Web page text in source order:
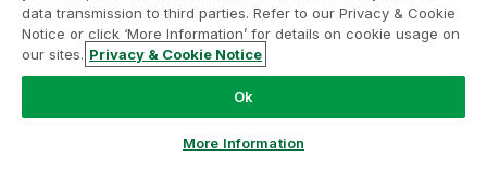
Formatmönster.
Intervall: Visar tid som tidsintervall,
dvs format = mm visar värdet som
antal minuter sedan kalenderns
början (1899:12:30:24:00).
Formatmönster: Ställer in
Modernization
Modernisera utan att kompromissa med dina värdefulla
QlikView-appar med programmet för
analysmodernisering.
ampquestions@qlik.com
data transmission to third parties. Refer to our Privacy & Cookie
Notice or click ‘More Information’ for details on cookie usage on
our sites. Privacy & Cookie Notice
Ok
More Information